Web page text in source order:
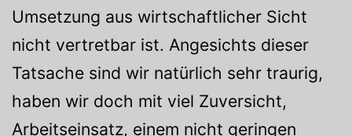
Umsetzung aus wirtschaftlicher Sicht
nicht vertretbar ist. Angesichts dieser
Tatsache sind wir natürlich sehr traurig,
haben wir doch mit viel Zuversicht,
Arbeitseinsatz, einem nicht geringen